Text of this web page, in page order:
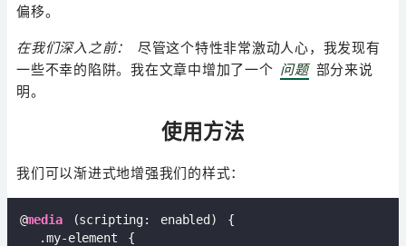
偏移。
在我们深入之前：
尽管这个特性非常激动人心，我发现有
一些不幸的陷阱。我在文章中增加了一个 问题部分来说
明。
使用方法
我们可以渐进式地增强我们的样式：
@media (scripting: enabled) {
.my-element {